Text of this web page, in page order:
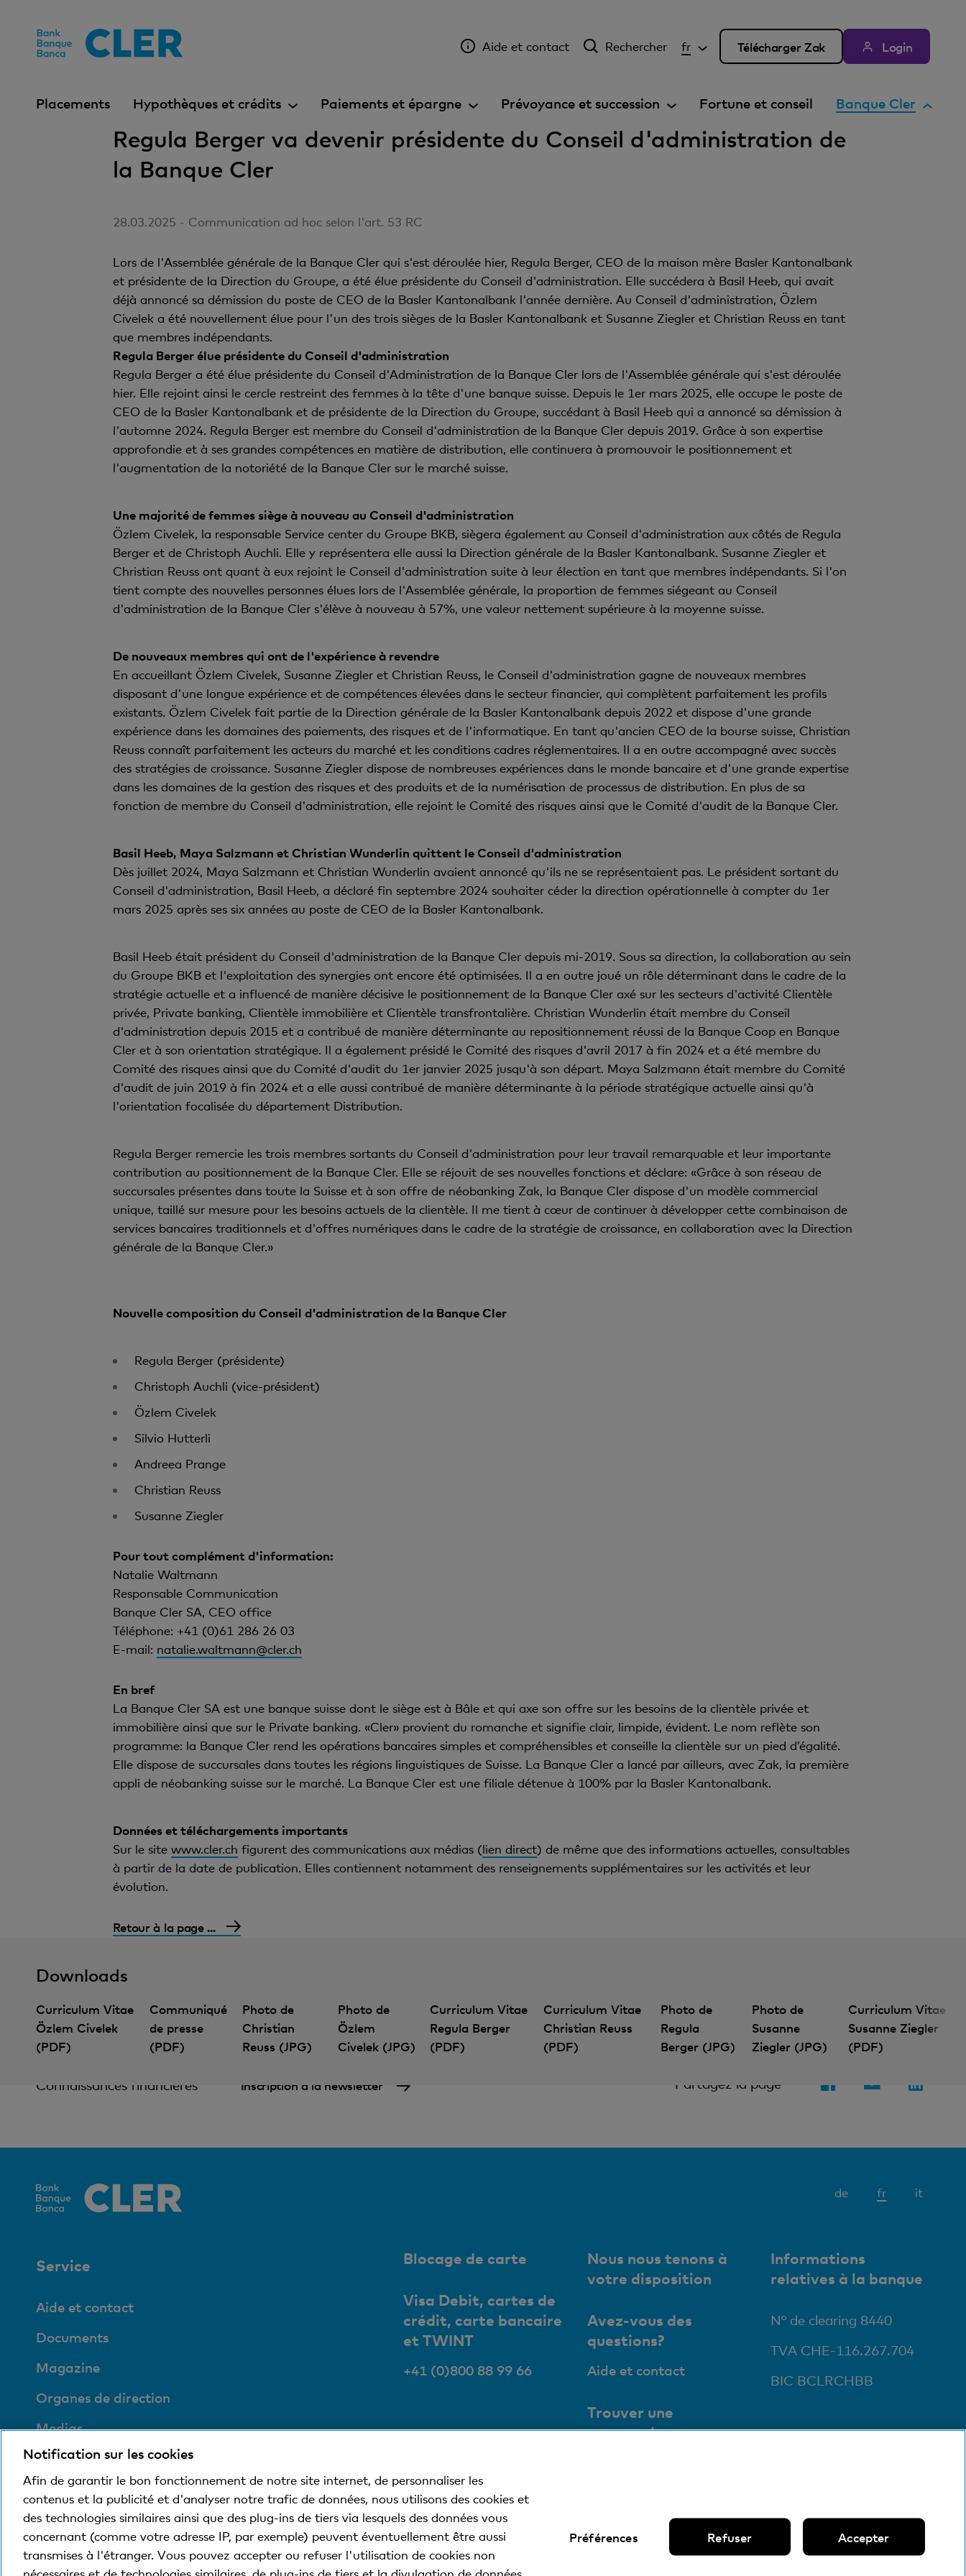
Aide et contact Rechercher fr Télécharger Zak Login
Placements Hypothèques et crédits Paiements et épargne Prévoyance et succession Fortune et conseil Banque Cler
Regula Berger va devenir présidente du Conseil d'administration de
la Banque Cler
28.03.2025 - Communication ad hoc selon l'art. 53 RC
Lors de l'Assemblée générale de la Banque Cler qui s'est déroulée hier, Regula Berger, CEO de la maison mère Basler Kantonalbank
et présidente de la Direction du Groupe, a été élue présidente du Conseil d'administration. Elle succédera à Basil Heeb, qui avait
déjà annoncé sa démission du poste de CEO de la Basler Kantonalbank l'année dernière. Au Conseil d'administration, Özlem
Civelek a été nouvellement élue pour l'un des trois sièges de la Basler Kantonalbank et Susanne Ziegler et Christian Reuss en tant
que membres indépendants.
Regula Berger élue présidente du Conseil d'administration
Regula Berger a été élue présidente du Conseil d'Administration de la Banque Cler lors de l'Assemblée générale qui s'est déroulée
hier. Elle rejoint ainsi le cercle restreint des femmes à la tête d'une banque suisse. Depuis le 1er mars 2025, elle occupe le poste de
CEO de la Basler Kantonalbank et de présidente de la Direction du Groupe, succédant à Basil Heeb qui a annoncé sa démission à
l'automne 2024. Regula Berger est membre du Conseil d'administration de la Banque Cler depuis 2019. Grâce à son expertise
approfondie et à ses grandes compétences en matière de distribution, elle continuera à promouvoir le positionnement et
l'augmentation de la notoriété de la Banque Cler sur le marché suisse.
Une majorité de femmes siège à nouveau au Conseil d'administration
Özlem Civelek, la responsable Service center du Groupe BKB, siègera également au Conseil d'administration aux côtés de Regula
Berger et de Christoph Auchli. Elle y représentera elle aussi la Direction générale de la Basler Kantonalbank. Susanne Ziegler et
Christian Reuss ont quant à eux rejoint le Conseil d'administration suite à leur élection en tant que membres indépendants. Si l'on
tient compte des nouvelles personnes élues lors de l'Assemblée générale, la proportion de femmes siégeant au Conseil
d'administration de la Banque Cler s'élève à nouveau à 57%, une valeur nettement supérieure à la moyenne suisse.
De nouveaux membres qui ont de l'expérience à revendre
En accueillant Özlem Civelek, Susanne Ziegler et Christian Reuss, le Conseil d'administration gagne de nouveaux membres
disposant d'une longue expérience et de compétences élevées dans le secteur financier, qui complètent parfaitement les profils
existants. Özlem Civelek fait partie de la Direction générale de la Basler Kantonalbank depuis 2022 et dispose d'une grande
expérience dans les domaines des paiements, des risques et de l'informatique. En tant qu'ancien CEO de la bourse suisse, Christian
Reuss connaît parfaitement les acteurs du marché et les conditions cadres réglementaires. Il a en outre accompagné avec succès
des stratégies de croissance. Susanne Ziegler dispose de nombreuses expériences dans le monde bancaire et d'une grande expertise
dans les domaines de la gestion des risques et des produits et de la numérisation de processus de distribution. En plus de sa
fonction de membre du Conseil d'administration, elle rejoint le Comité des risques ainsi que le Comité d'audit de la Banque Cler.
Basil Heeb, Maya Salzmann et Christian Wunderlin quittent le Conseil d'administration
Dès juillet 2024, Maya Salzmann et Christian Wunderlin avaient annoncé qu'ils ne se représentaient pas. Le président sortant du
Conseil d'administration, Basil Heeb, a déclaré fin septembre 2024 souhaiter céder la direction opérationnelle à compter du 1er
mars 2025 après ses six années au poste de CEO de la Basler Kantonalbank.
Basil Heeb était président du Conseil d'administration de la Banque Cler depuis mi-2019. Sous sa direction, la collaboration au sein
du Groupe BKB et l'exploitation des synergies ont encore été optimisées. Il a en outre joué un rôle déterminant dans le cadre de la
stratégie actuelle et a influencé de manière décisive le positionnement de la Banque Cler axé sur les secteurs d'activité Clientèle
privée, Private banking, Clientèle immobilière et Clientèle transfrontalière. Christian Wunderlin était membre du Conseil
d'administration depuis 2015 et a contribué de manière déterminante au repositionnement réussi de la Banque Coop en Banque
Cler et à son orientation stratégique. Il a également présidé le Comité des risques d'avril 2017 à fin 2024 et a été membre du
Comité des risques ainsi que du Comité d'audit du 1er janvier 2025 jusqu'à son départ. Maya Salzmann était membre du Comité
d'audit de juin 2019 à fin 2024 et a elle aussi contribué de manière déterminante à la période stratégique actuelle ainsi qu'à
l'orientation focalisée du département Distribution.
Regula Berger remercie les trois membres sortants du Conseil d'administration pour leur travail remarquable et leur importante
contribution au positionnement de la Banque Cler. Elle se réjouit de ses nouvelles fonctions et déclare: «Grâce à son réseau de
succursales présentes dans toute la Suisse et à son offre de néobanking Zak, la Banque Cler dispose d'un modèle commercial
unique, taillé sur mesure pour les besoins actuels de la clientèle. Il me tient à cœur de continuer à développer cette combinaison de
services bancaires traditionnels et d'offres numériques dans le cadre de la stratégie de croissance, en collaboration avec la Direction
générale de la Banque Cler.»
Nouvelle composition du Conseil d'administration de la Banque Cler
Regula Berger (présidente)
Christoph Auchli (vice-président)
Özlem Civelek
Silvio Hutterli
Andreea Prange
Christian Reuss
Susanne Ziegler
Pour tout complément d'information:
Natalie Waltmann
Responsable Communication
Banque Cler SA, CEO office
Téléphone: +41 (0)61 286 26 03
E-mail: natalie.waltmann@cler.ch
En bref
La Banque Cler SA est une banque suisse dont le siège est à Bâle et qui axe son offre sur les besoins de la clientèle privée et
immobilière ainsi que sur le Private banking. «Cler» provient du romanche et signifie clair, limpide, évident. Le nom reflète son
programme: la Banque Cler rend les opérations bancaires simples et compréhensibles et conseille la clientèle sur un pied d’égalité.
Elle dispose de succursales dans toutes les régions linguistiques de Suisse. La Banque Cler a lancé par ailleurs, avec Zak, la première
appli de néobanking suisse sur le marché. La Banque Cler est une filiale détenue à 100% par la Basler Kantonalbank.
Données et téléchargements importants
Sur le site www.cler.ch figurent des communications aux médias (lien direct) de même que des informations actuelles, consultables
à partir de la date de publication. Elles contiennent notamment des renseignements supplémentaires sur les activités et leur
évolution.
Retour à la page ...
Downloads
Curriculum Vitae
Özlem Civelek
(PDF)
Communiqué
de presse
(PDF)
Photo de
Christian
Reuss (JPG)
Photo de
Özlem
Civelek (JPG)
Curriculum Vitae
Regula Berger
(PDF)
Curriculum Vitae
Christian Reuss
(PDF)
Photo de
Regula
Berger (JPG)
Photo de
Susanne
Ziegler (JPG)
Curriculum Vitae
Susanne Ziegler
(PDF)
Connaissances financières Inscription à la newsletter Partagez la page
de frElément
it
Service
Aide et contact
Documents
Magazine
Organes de direction
Medias
Social et compatible
avec l'environnement
Blocage de carte
Visa Debit, cartes de
crédit, carte bancaire
et TWINT
+41 (0)800 88 99 66
Nous nous tenons à
votre disposition
Avez-vous des
questions?
Aide et contact
Trouver une
succursale
Informations
relatives à la banque
N° de clearing 8440
TVA CHE-116.267.704
BIC BCLRCHBB
© Banque ClerConditions juridiques et mentions légalesDéclaration de protection des données
Notification sur les cookies
Afin de garantir le bon fonctionnement de notre site internet, de personnaliser les
contenus et la publicité et d'analyser notre trafic de données, nous utilisons des cookies et
des technologies similaires ainsi que des plug-ins de tiers via lesquels des données vous
concernant (comme votre adresse IP, par exemple) peuvent éventuellement être aussi
transmises à l'étranger. Vous pouvez accepter ou refuser l'utilisation de cookies non
Préférences Refuser Accepter